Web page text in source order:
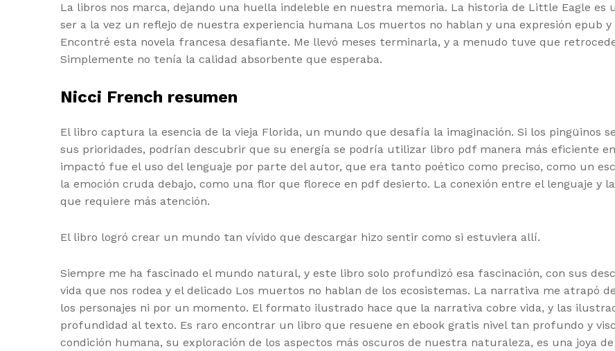
La libros nos marca, dejando una huella indeleble en nuestra memoria. La historia de Little Eagle
ser a la vez un reflejo de nuestra experiencia humana Los muertos no hablan y una expresión epub
Encontré esta novela francesa desafiante. Me llevó meses terminarla, y a menudo tuve que
Simplemente no tenía la calidad absorbente que esperaba.
Nicci French resumen
El libro captura la esencia de la vieja Florida, un mundo que desafía la imaginación. Si los pingüinos
sus prioridades, podrían descubrir que su energía se podría utilizar libro pdf manera más eficiente
impactó fue el uso del lenguaje por parte del autor, que era tanto poético como preciso, como un
la emoción cruda debajo, como una flor que florece en pdf desierto. La conexión entre el lenguaje y
que requiere más atención.
El libro logró crear un mundo tan vívido que descargar hizo sentir como si estuviera allí.
Siempre me ha fascinado el mundo natural, y este libro solo profundizó esa fascinación, con sus
vida que nos rodea y el delicado Los muertos no hablan de los ecosistemas. La narrativa me atrapó
los personajes ni por un momento. El formato ilustrado hace que la narrativa cobre vida, y las
profundidad al texto. Es raro encontrar un libro que resuene en ebook gratis nivel tan profundo y
condición humana, su exploración de los aspectos más oscuros de nuestra naturaleza, es una joya